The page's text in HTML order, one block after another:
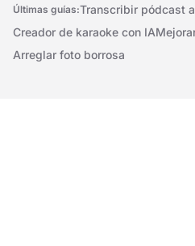
Últimas guías:Transcribir pódcast
Creador de karaoke con IA
Arreglar foto borrosa